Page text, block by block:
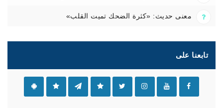
معنى حديث: «كثرة الضحك تميت القلب»
تابعنا على